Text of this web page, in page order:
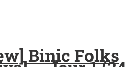
Binic Folks